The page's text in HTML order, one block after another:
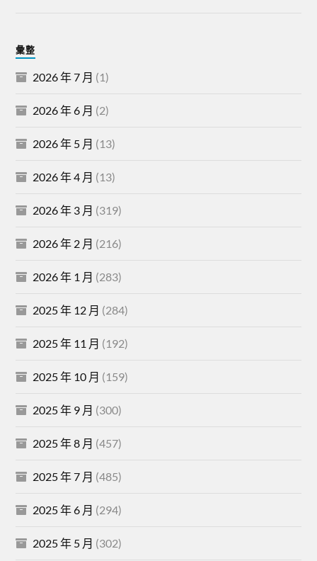
彙整
2026 年 7 月 (1)
2026 年 6 月 (2)
2026 年 5 月 (13)
2026 年 4 月 (13)
2026 年 3 月 (319)
2026 年 2 月 (216)
2026 年 1 月 (283)
2025 年 12 月 (284)
2025 年 11 月 (192)
2025 年 10 月 (159)
2025 年 9 月 (300)
2025 年 8 月 (457)
2025 年 7 月 (485)
2025 年 6 月 (294)
2025 年 5 月 (302)